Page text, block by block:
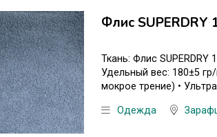
Флис SUPERDRY
Ткань: Флис
Удельный вес: 180±5
мокрое трение) •
Одежда